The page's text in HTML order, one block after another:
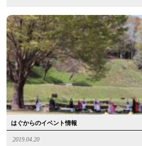
はぐからのイベント情報
2019.04.20